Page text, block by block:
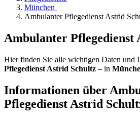
München
Ambulanter Pflegedienst Astrid
Ambulanter Pflegedienst
Hier finden Sie alle wichtigen Daten und
Pflegedienst Astrid Schultz – in
Informationen über
Pflegedienst Astrid